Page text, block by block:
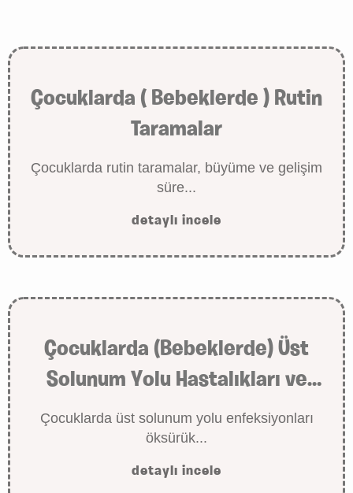
Çocuklarda ( Bebeklerde ) Rutin
Taramalar
Çocuklarda rutin taramalar, büyüme ve gelişim
süre...
detaylı incele
Çocuklarda (Bebeklerde) Üst
Solunum Yolu Hastalıkları ve
Çeşitleri
Çocuklarda üst solunum yolu enfeksiyonları
öksürük...
detaylı incele